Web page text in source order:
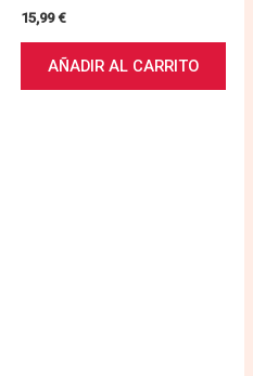
15,99€
AÑADIR AL CARRITO